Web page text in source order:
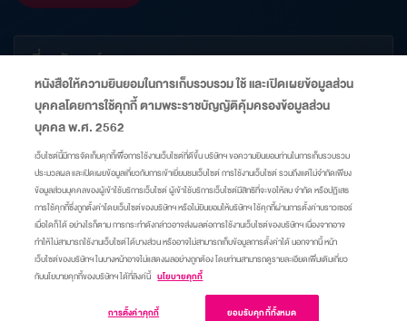
เกี่ยวกับองค์กร
ข้อมูลที่เกี่ยวข้อง
ลิงก์
แผนผังเว็บไซต์ศูนย์ความเป็นส่วนตัวนโยบายคุกกี้มาตรการแจ้งเตือน
© Copyright 2015 A Company of Thai Oil
หนังสือให้ความยินยอมในการเก็บรวบรวม ใช้ และเปิดเผยข้อมูลส่วน
บุคคลโดยการใช้คุกกี้ ตามพระราชบัญญัติคุ้มครองข้อมูลส่วน
บุคคล พ.ศ. 2562
เว็บไซต์นี้มีการจัดเก็บคุกกี้เพื่อการใช้งานเว็บไซต์ที่ดีขึ้น บริษัทฯ ขอความยินยอมท่านในการเก็บรวบรวม
ประมวลผล และเปิดเผยข้อมูลเกี่ยวกับการเข้าเยี่ยมชมเว็บไซต์ การใช้งานเว็บไซต์ รวมถึงแต่ไม่จำกัดเพียง
ข้อมูลส่วนบุคคลของผู้เข้าใช้บริการเว็บไซต์ ผู้เข้าใช้บริการเว็บไซต์มีสิทธิที่จะขอให้ลบ จำกัด หรือปฏิเสธ
การใช้คุกกี้ซึ่งถูกตั้งค่าโดยเว็บไซต์ของบริษัทฯ หรือไม่ยินยอมให้บริษัทฯ ใช้คุกกี้ผ่านการตั้งค่าบราวเซอร์
เมื่อใดก็ได้ อย่างไรก็ตาม การกระทำดังกล่าวอาจส่งผลต่อการใช้งานเว็บไซต์ของบริษัทฯ เนื่องจากอาจ
ทำให้ไม่สามารถใช้งานเว็บไซต์ได้บางส่วน หรืออาจไม่สามารถเก็บข้อมูลการตั้งค่าได้ นอกจากนี้ หน้า
เว็บไซต์ของบริษัทฯ ในบางหน้าอาจไม่แสดงผลอย่างถูกต้อง โดยท่านสามารถดูรายละเอียดเพิ่มเติมเกี่ยว
กับนโยบายคุกกี้ของบริษัทฯ ได้ที่ลิงค์นี้ นโยบายคุกกี้
การตั้งค่าคุกกี้ ยอมรับคุกกี้ทั้งหมด
เข้าสู่เว็บไซต์